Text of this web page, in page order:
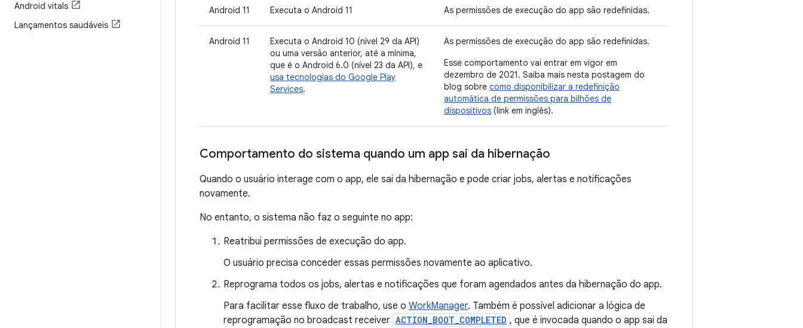
Android vitals
Lançamentos saudáveis
Android 11 Executa o Android 11 As permissões de execução do app são redefinidas.
Android 11
Executa o Android 10 (nível 29 da API)
ou uma versão anterior, até a mínima,
que é o Android 6.0 (nível 23 da API), e
usa tecnologias do Google Play
Services.
As permissões de execução do app são redefinidas.
Esse comportamento vai entrar em vigor em
dezembro de 2021. Saiba mais nesta postagem do
blog sobre como disponibilizar a redefinição
automática de permissões para bilhões de
dispositivos (link em inglês).
Comportamento do sistema quando um app sai da hibernação
Quando o usuário interage com o app, ele sai da hibernação e pode criar jobs, alertas e notificações
novamente.
No entanto, o sistema não faz o seguinte no app:
Reatribui permissões de execução do app.
O usuário precisa conceder essas permissões novamente ao aplicativo.
Reprograma todos os jobs, alertas e notificações que foram agendados antes da hibernação do app.
Para facilitar esse fluxo de trabalho, use o WorkManager. Também é possível adicionar a lógica de
reprogramação no broadcast receiver ACTION_BOOT_COMPLETED , que é invocada quando o app sai da